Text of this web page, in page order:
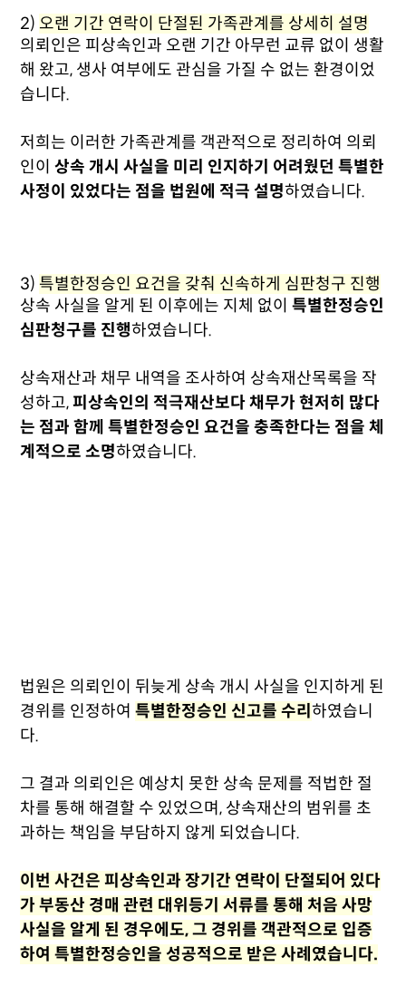
2) 오랜 기간 연락이 단절된 가족관계를 상세히 설명
의뢰인은 피상속인과 오랜 기간 아무런 교류 없이 생활
해 왔고, 생사 여부에도 관심을 가질 수 없는 환경이었
습니다.
저희는 이러한 가족관계를 객관적으로 정리하여 의뢰
인이상속 개시 사실을 미리 인지하기 어려웠던 특별한
사정이 있었다는 점을 법원에 적극 설명하였습니다.
3) 특별한정승인 요건을 갖춰 신속하게 심판청구 진행
상속 사실을 알게 된 이후에는 지체 없이특별한정승인
심판청구를 진행하였습니다.
상속재산과 채무 내역을 조사하여 상속재산목록을 작
성하고,피상속인의 적극재산보다 채무가 현저히 많다
는 점과 함께 특별한정승인 요건을 충족한다는 점을 체
계적으로 소명하였습니다.
법원은 의뢰인이 뒤늦게 상속 개시 사실을 인지하게 된
경위를 인정하여특별한정승인 신고를 수리하였습니
다.
그 결과 의뢰인은 예상치 못한 상속 문제를 적법한 절
차를 통해 해결할 수 있었으며, 상속재산의 범위를 초
과하는 책임을 부담하지 않게 되었습니다.
이번 사건은 피상속인과 장기간 연락이 단절되어 있다
가 부동산 경매 관련 대위등기 서류를 통해 처음 사망
사실을 알게 된 경우에도, 그 경위를 객관적으로 입증
하여 특별한정승인을 성공적으로 받은 사례였습니다.